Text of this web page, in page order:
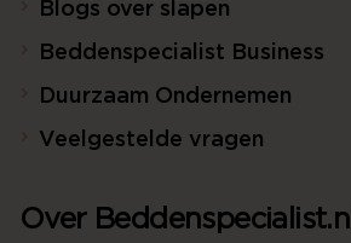
Blogs over slapen
Beddenspecialist Business
Duurzaam Ondernemen
Veelgestelde vragen
Over Beddenspecialist.nl